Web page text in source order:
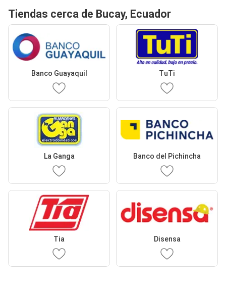
Tiendas cerca de Bucay, Ecuador
Banco Guayaquil TuTi
La Ganga Banco del Pichincha
Tia Disensa